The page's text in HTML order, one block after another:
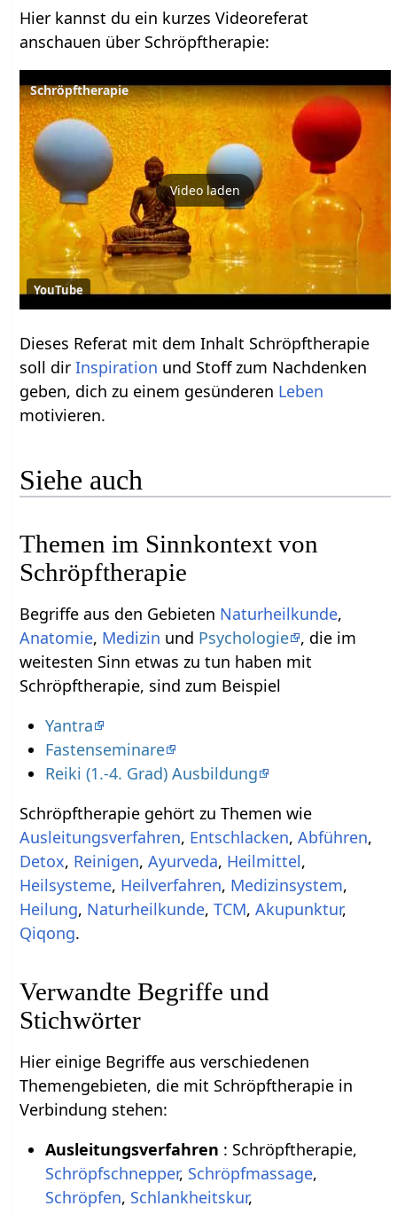
Hier kannst du ein kurzes Videoreferat
anschauen über Schröpftherapie:
Schröpftherapie
Video laden
YouTube
Dieses Referat mit dem Inhalt Schröpftherapie
soll dirInspiration und Stoff zum Nachdenken
geben, dich zu einem gesünderen Leben
motivieren.
Siehe auch
Themen im Sinnkontext von
Schröpftherapie
Begriffe aus den Gebieten Naturheilkunde,
Anatomie, Medizin und Psychologie , die im
weitesten Sinn etwas zu tun haben mit
Schröpftherapie, sind zum Beispiel
Yantra
Fastenseminare
Reiki (1.-4. Grad) Ausbildung
Schröpftherapie gehört zu Themen wie
Ausleitungsverfahren, Entschlacken,Abführen,
Detox, Reinigen,Ayurveda, Heilmittel,
Heilsysteme, Heilverfahren, Medizinsystem,
Heilung, Naturheilkunde,TCM,Akupunktur,
Qiqong.
Verwandte Begriffe und
Stichwörter
Hier einige Begriffe aus verschiedenen
Themengebieten, die mit Schröpftherapie in
Verbindung stehen:
Ausleitungsverfahren : Schröpftherapie,
Schröpfschnepper, Schröpfmassage,
Schröpfen, Schlankheitskur,